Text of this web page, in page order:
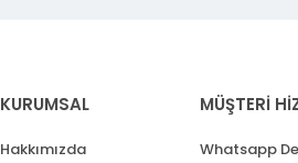
KURUMSAL
Hakkımızda
MÜŞTERİ
Whatsapp